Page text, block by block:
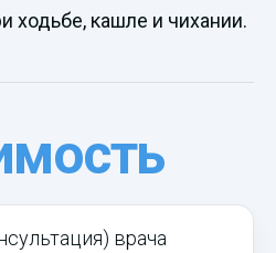
ходьбе, кашле и чихании.
врача